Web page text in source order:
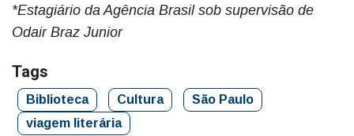
*Estagiário da Agência Brasil sob supervisão de
Odair Braz Junior
Tags
Biblioteca Cultura
São Paulo
viagem literária